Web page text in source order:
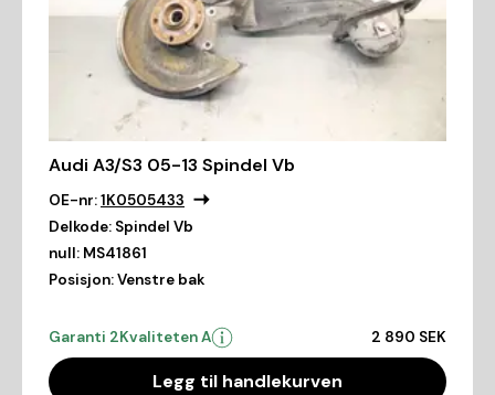
Audi A3/S3 05-13 Spindel Vb
OE-nr:1K0505433
Delkode: Spindel Vb
null: MS41861
Posisjon:Venstre bak
Garanti 2Kvaliteten A 2 890 SEK
Legg til handlekurven